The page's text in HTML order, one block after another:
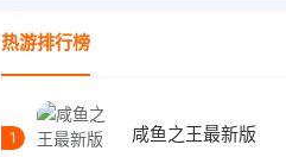
热游排行榜
1 咸鱼之王最新版